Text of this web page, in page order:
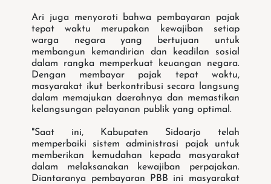
Ari juga menyoroti bahwa pembayaran pajak
tepat waktu merupakan kewajiban setiap
warga negara yang bertujuan untuk
membangun kemandirian dan keadilan sosial
dalam rangka memperkuat keuangan negara.
Dengan membayar pajak tepat waktu,
masyarakat ikut berkontribusi secara langsung
dalam memajukan daerahnya dan memastikan
kelangsungan pelayanan publik yang optimal.
"Saat ini, Kabupaten Sidoarjo telah
memperbaiki sistem administrasi pajak untuk
memberikan kemudahan kepada masyarakat
dalam melaksanakan kewajiban perpajakan.
Diantaranya pembayaran PBB ini masyarakat